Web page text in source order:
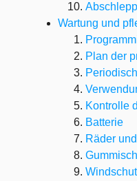
Wartung und
Plan der
Kontrolle
Batterie
Räder